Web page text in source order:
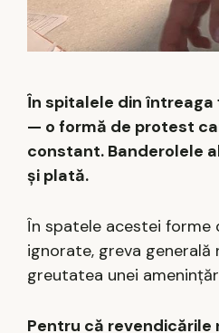
În spitalele din întreaga
— o formă de protest
constant. Banderolele
și plată.
În spatele acestei forme
ignorate, greva
greutatea unei
Pentru că